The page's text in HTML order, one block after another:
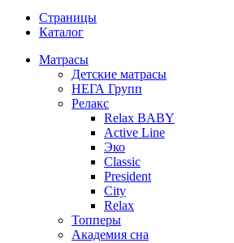
Страницы
Каталог
Матрасы
Детские матрасы
НЕГА Групп
Релакс
Relax BABY
Active Line
Эко
Classic
President
City
Relax
Топперы
Академия сна